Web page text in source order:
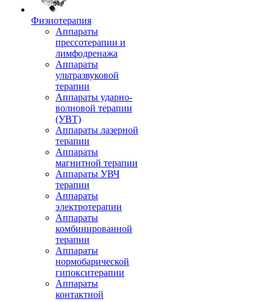
Физиотерапия
Аппараты
прессотерапии и
лимфодренажа
Аппараты
ультразвуковой
терапии
Аппараты ударно-
волновой терапии
(УВТ)
Аппараты лазерной
терапии
Аппараты
магнитной терапии
Аппараты УВЧ
терапии
Аппараты
электротерапии
Аппараты
комбинированной
терапии
Аппараты
нормобарической
гипокситерапии
Аппараты
контактной